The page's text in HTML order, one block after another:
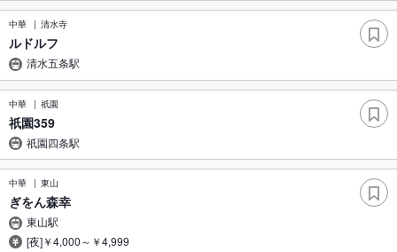
中華 清水寺
ルドルフ
清水五条駅
中華 祇園
祇園359
祇園四条駅
中華 東山
ぎをん森幸
東山駅
[夜]￥4,000～￥4,999